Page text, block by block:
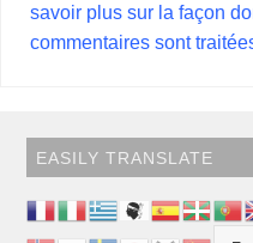
savoir plus sur la façon
commentaires sont
EASILY TRANSLATE